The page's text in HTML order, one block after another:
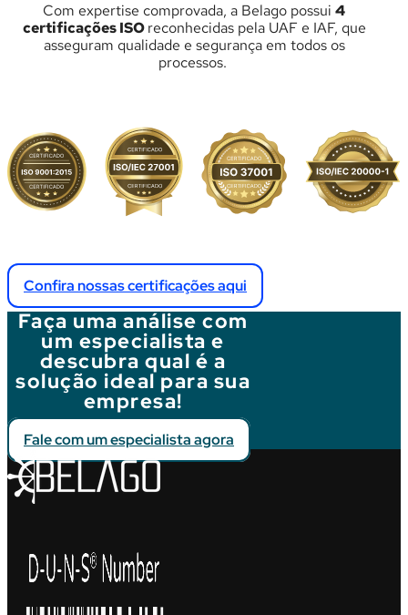
Com expertise comprovada, a Belago possui 4
certificações ISOreconhecidas pela UAF e IAF, que
asseguram qualidade e segurança em todos os
processos.
Confira nossas certificações aqui
Faça uma análise com
um especialista e
descubra qual é a
solução ideal para sua
empresa!
Fale com um especialista agora